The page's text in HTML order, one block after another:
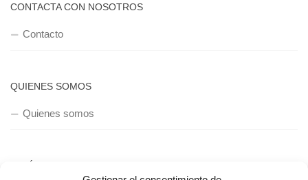
CONTACTA CON NOSOTROS
Contacto
QUIENES SOMOS
Quienes somos